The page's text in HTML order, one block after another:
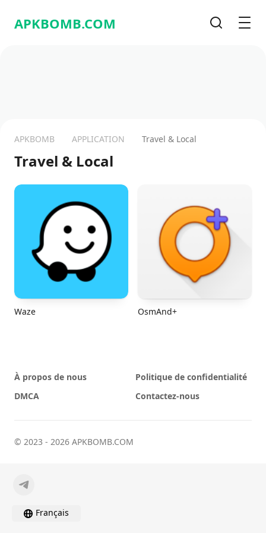
APKBOMB.COM
APKBOMB APPLICATION Travel & Local
Travel & Local
Waze OsmAnd+
À propos de nous
Politique de confidentialité
DMCA
Contactez-nous
© 2023 - 2026 APKBOMB.COM
Français